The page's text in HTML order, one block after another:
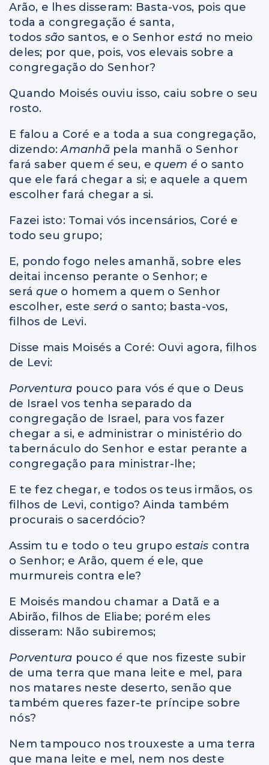
Arão, e lhes disseram: Basta-vos, pois que
toda a congregação é santa,
todos são santos, e o Senhorestá no meio
deles; por que, pois, vos elevais sobre a
congregação do Senhor?
Quando Moisés ouviu isso, caiu sobre o seu
rosto.
E falou a Coré e a toda a sua congregação,
dizendo:Amanhã pela manhã o Senhor
fará saber quem é seu, equem é o santo
que ele fará chegar a si; e aquele a quem
escolher fará chegar a si.
Fazei isto: Tomai vós incensários, Coré e
todo seu grupo;
E, pondo fogo neles amanhã, sobre eles
deitai incenso perante o Senhor; e
seráque o homem a quem o Senhor
escolher, este será o santo; basta-vos,
filhos de Levi.
Disse mais Moisés a Coré: Ouvi agora, filhos
de Levi:
Porventura pouco para vós é que o Deus
de Israel vos tenha separado da
congregação de Israel, para vos fazer
chegar a si, e administrar o ministério do
tabernáculo do Senhor e estar perante a
congregação para ministrar-lhe;
E te fez chegar, e todos os teus irmãos, os
filhos de Levi, contigo? Ainda também
procurais o sacerdócio?
Assim tu e todo o teu grupo estais contra
o Senhor; e Arão, quem é ele, que
murmureis contra ele?
E Moisés mandou chamar a Datã e a
Abirão, filhos de Eliabe; porém eles
disseram: Não subiremos;
Porventura poucoé que nos fizeste subir
de uma terra que mana leite e mel, para
nos matares neste deserto, senão que
também queres fazer-te príncipe sobre
nós?
Nem tampouco nos trouxeste a uma terra
que mana leite e mel, nem nos deste